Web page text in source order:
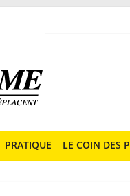
PRATIQUE LE COIN DES